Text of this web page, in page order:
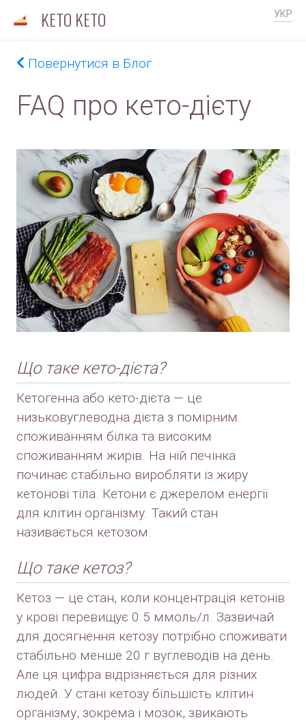
KETO KETO УКР
Повернутися в Блог
FAQ про кето-дієту
Що таке кето-дієта?
Кетогенна або кето-дієта — це
низьковуглеводна дієта з помірним
споживанням білка та високим
споживанням жирів. На ній печінка
починає стабільно виробляти із жиру
кетонові тіла. Кетони є джерелом енергії
для клітин організму. Такий стан
називається кетозом.
Що таке кетоз?
Кетоз — це стан, коли концентрація кетонів
у крові перевищує 0.5 ммоль/л. Зазвичай
для досягнення кетозу потрібно споживати
стабільно менше 20 г вуглеводів на день.
Але ця цифра відрізняється для різних
людей. У стані кетозу більшість клітин
організму, зокрема і мозок, звикають